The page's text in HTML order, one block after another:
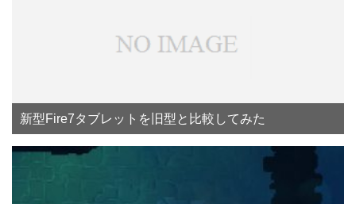
新型Fire7タブレットを旧型と比較してみた